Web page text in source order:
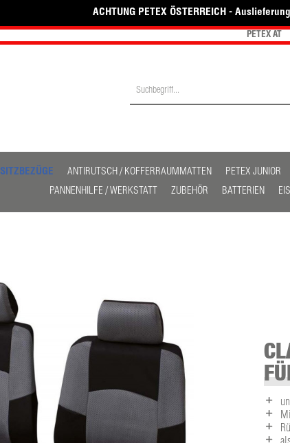
ACHTUNG PETEX ÖSTERREICH -
PETEX AT
SITZBEZÜGE ANTIRUTSCH / KOFFERRAUMMATTEN PETEX JUNIOR
PANNENHILFE / WERKSTATT
ZUBEHÖR BATTERIEN